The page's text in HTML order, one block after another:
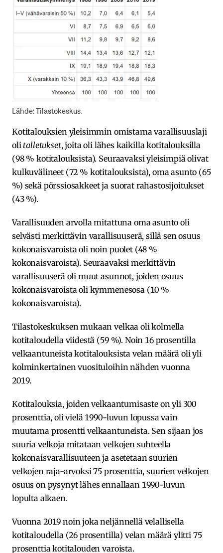
Lähde: Tilastokeskus.
Kotitalouksien yleisimmin omistama varallisuuslaji
oli talletukset, joita oli lähes kaikilla kotitalouksilla
(98 % kotitalouksista). Seuraavaksi yleisimpiä olivat
kulkuvälineet (72 % kotitalouksista), oma asunto (65
%) sekä pörssiosakkeet ja suorat rahastosijoitukset
(43 %).
Varallisuuden arvolla mitattuna oma asunto oli
selvästi merkittävin varallisuuserä, sillä sen osuus
kokonaisvaroista oli noin puolet (48 %
kokonaisvaroista). Seuraavaksi merkittävin
varallisuuserä oli muut asunnot, joiden osuus
kokonaisvaroista oli kymmenesosa (10 %
kokonaisvaroista).
Tilastokeskuksen mukaan velkaa oli kolmella
kotitaloudella viidestä (59 %). Noin 16 prosentilla
velkaantuneista kotitalouksista velan määrä oli yli
kolminkertainen vuosituloihin nähden vuonna
2019.
Kotitalouksia, joiden velkaantumisaste on yli 300
prosenttia, oli vielä 1990-luvun lopussa vain
muutama prosentti velkaantuneista. Sen sijaan jos
suuria velkoja mitataan velkojen suhteella
kokonaisvarallisuuteen ja asetetaan suurien
velkojen raja-arvoksi 75 prosenttia, suurien velkojen
osuus on pysynyt lähes ennallaan 1990-luvun
lopulta alkaen.
Vuonna 2019 noin joka neljännellä velallisella
kotitaloudella (26 prosentilla) velan määrä ylitti 75
prosenttia kotitalouden varoista.